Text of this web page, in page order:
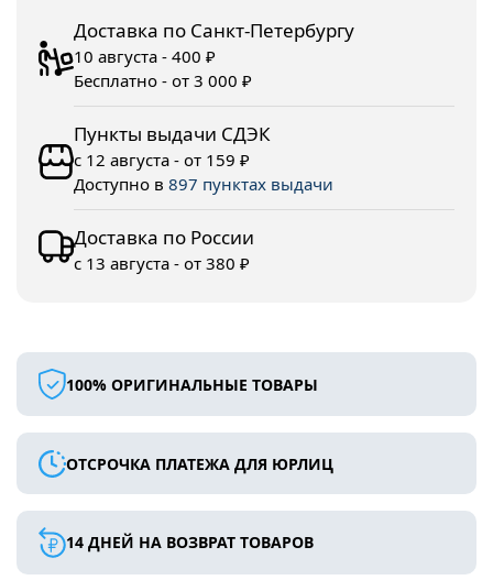
Доставка по Санкт-Петербургу
10 августа - 400 ₽
Бесплатно - от 3 000 ₽
Пункты выдачи СДЭК
с 12 августа - от 159 ₽
Доступно в 897 пунктах выдачи
Доставка по России
с 13 августа - от 380 ₽
100% ОРИГИНАЛЬНЫЕ ТОВАРЫ
ОТСРОЧКА ПЛАТЕЖА ДЛЯ ЮРЛИЦ
14 ДНЕЙ НА ВОЗВРАТ ТОВАРОВ